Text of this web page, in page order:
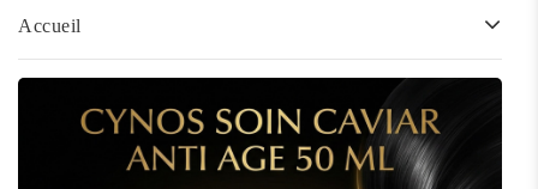
Accueil